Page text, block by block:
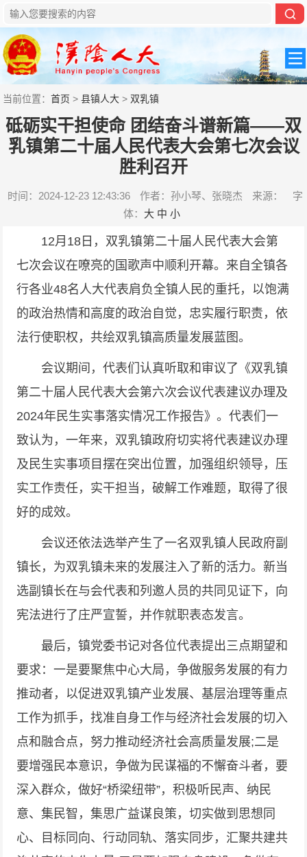
当前位置：首页 >县镇人大 > 双乳镇
砥砺实干担使命 团结奋斗谱新篇——双
乳镇第二十届人民代表大会第七次会议
胜利召开
时间：2024-12-23 12:43:36 作者：孙小琴、张晓杰 来源：
字
体： 大 中 小
12月18日，双乳镇第二十届人民代表大会第
七次会议在嘹亮的国歌声中顺利开幕。来自全镇各
行各业48名人大代表肩负全镇人民的重托，以饱满
的政治热情和高度的政治自觉，忠实履行职责，依
法行使职权，共绘双乳镇高质量发展蓝图。
会议期间，代表们认真听取和审议了《双乳镇
第二十届人民代表大会第六次会议代表建议办理及
2024年民生实事落实情况工作报告》。代表们一
致认为，一年来，双乳镇政府切实将代表建议办理
及民生实事项目摆在突出位置，加强组织领导，压
实工作责任，实干担当，破解工作难题，取得了很
好的成效。
会议还依法选举产生了一名双乳镇人民政府副
镇长，为双乳镇未来的发展注入了新的活力。新当
选副镇长在与会代表和列邀人员的共同见证下，向
宪法进行了庄严宣誓，并作就职表态发言。
最后，镇党委书记对各位代表提出三点期望和
要求：一是要聚焦中心大局，争做服务发展的有力
推动者，以促进双乳镇产业发展、基层治理等重点
工作为抓手，找准自身工作与经济社会发展的切入
点和融合点，努力推动经济社会高质量发展;二是
要增强民本意识，争做为民谋福的不懈奋斗者，要
深入群众，做好“桥梁纽带”，积极听民声、纳民
意、集民智，集思广益谋良策，切实做到思想同
心、目标同向、行动同轨、落实同步，汇聚共建共